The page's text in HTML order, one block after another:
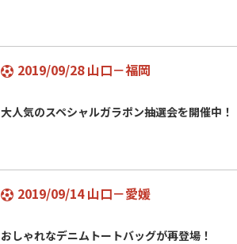
2019/09/28 山口－福岡
大人気のスペシャルガラポン抽選会を開催中！
2019/09/14 山口－愛媛
おしゃれなデニムトートバッグが再登場！